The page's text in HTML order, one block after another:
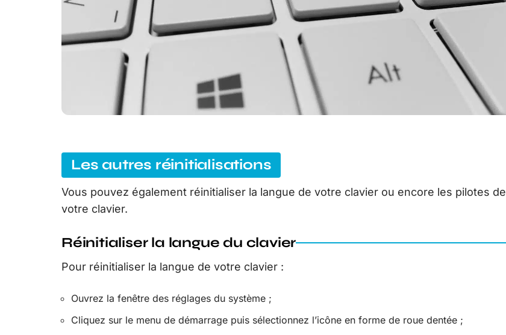
Les autres réinitialisations
Vous pouvez également réinitialiser la langue de votre clavier ou encore les pilotes de
votre clavier.
Réinitialiser la langue du clavier
Pour réinitialiser la langue de votre clavier :
Ouvrez la fenêtre des réglages du système ;
Cliquez sur le menu de démarrage puis sélectionnez l’icône en forme de roue dentée ;